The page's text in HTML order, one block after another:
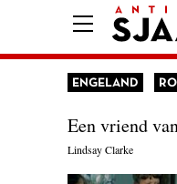
ENGELAND
Een vriend
Lindsay Clarke